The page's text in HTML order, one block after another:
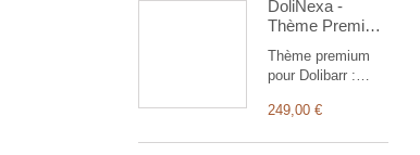
que les
commandes,
factures et
propales).
L'administration du
module vous
votre charte
DoliNexa -
Thème Premium
ERP & CRM
Thème premium
pour Dolibarr :
rétractable, tableau
249,00 €